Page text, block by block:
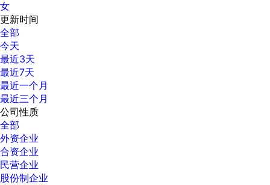
女
更新时间
全部
今天
最近3天
最近7天
最近一个月
最近三个月
公司性质
全部
外资企业
合资企业
民营企业
股份制企业